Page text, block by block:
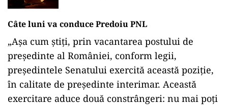
Câte luni va conduce Predoiu PNL
„Aşa cum ştiţi, prin vacantarea postului de
preşedinte al României, conform legii,
preşedintele Senatului exercită această poziţie,
în calitate de președinte interimar. Această
exercitare aduce două constrângeri: nu mai poţi